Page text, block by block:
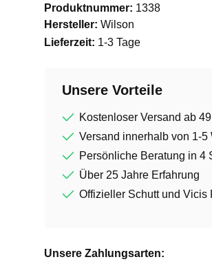
Produktnummer: 1338
Hersteller: Wilson
Lieferzeit: 1-3 Tage
Unsere Vorteile
Kostenloser Versand ab
Versand innerhalb von 1-5
Persönliche Beratung in 4
Über 25 Jahre Erfahrung
Offizieller Schutt und Vicis
Unsere Zahlungsarten: